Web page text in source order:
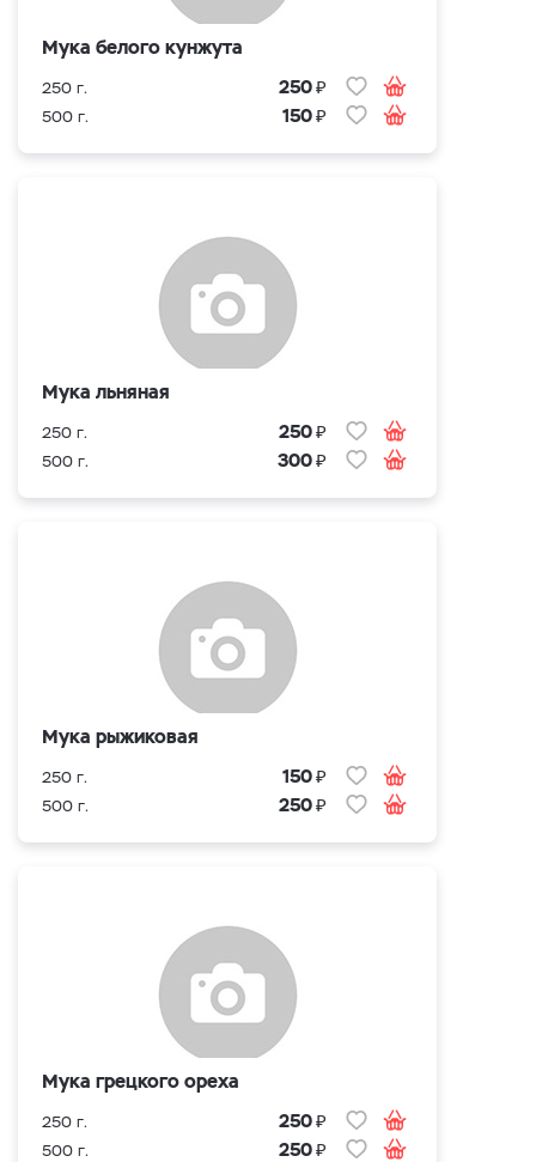
Мука белого кунжута
250 г. 250₽
500 г. 150₽
Мука льняная
250 г. 250₽
500 г. 300₽
Мука рыжиковая
250 г. 150₽
500 г. 250₽
Мука грецкого ореха
250 г. 250₽
500 г. 250₽